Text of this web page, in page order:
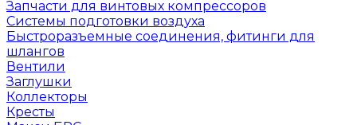
Запчасти для винтовых компрессоров
Системы подготовки воздуха
Быстроразъемные соединения, фитинги для
шлангов
Вентили
Заглушки
Коллекторы
Кресты